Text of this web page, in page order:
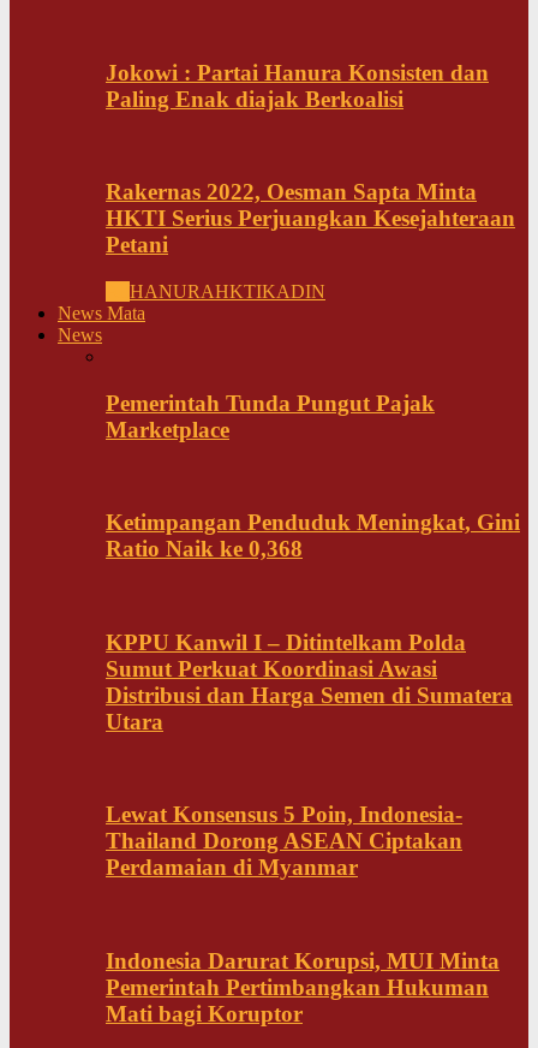
Jokowi : Partai Hanura Konsisten dan
Paling Enak diajak Berkoalisi
Rakernas 2022, Oesman Sapta Minta
HKTI Serius Perjuangkan Kesejahteraan
Petani
HANURAHKTIKADIN
News Mata
News
Pemerintah Tunda Pungut Pajak
Marketplace
Ketimpangan Penduduk Meningkat, Gini
Ratio Naik ke 0,368
KPPU Kanwil I – Ditintelkam Polda
Sumut Perkuat Koordinasi Awasi
Distribusi dan Harga Semen di Sumatera
Utara
Lewat Konsensus 5 Poin, Indonesia-
Thailand Dorong ASEAN Ciptakan
Perdamaian di Myanmar
Indonesia Darurat Korupsi, MUI Minta
Pemerintah Pertimbangkan Hukuman
Mati bagi Koruptor